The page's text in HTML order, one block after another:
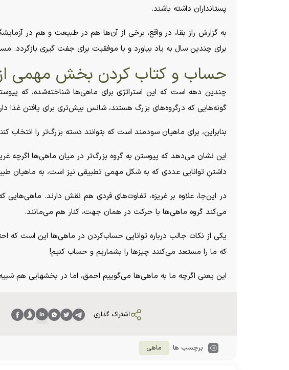
پستانداران داشته باشند.
به گزارش راز بقا، در واقع، برخی از آن‌ها هم در طبیعت و هم در
برای چندین سال به یاد بیاورد و با موفقیت برای جفت گیری بازگردد.
حساب و کتاب کردن بخش مهمی
چندین دهه است که این استراتژی برای ماهی‌ها شناخته‌شده، که
گونه‌هایی که درگروه‌های بزرگ هستند، شانس بیش‌تری برای یافتن
بنابراین، برای ماهیان سودمند است که بتوانند دسته بزرگ‌تر را انتخاب
این نشان می‌دهد که پیوستن به گروه بزرگ‌تر در میان ماهی‌ها اگرچه
داشتنِ توانایی عددی که به شکل مهمی تطبیقی نیز است، به ماهیان
در این‌جا، علاوه بر غریزه، تفاوت‌های فردی هم نقش دارند.
می‌کند گروه ماهی‌ها با حرکت در همان جهت، کنار هم می‌مانند.
یکی از نکات جالب درباره توانایی حساب‌کردن در ماهی‌ها این است
که ما را مستعد می‌کنند چیز‌ها را بشماریم و حساب کنیم!
این یعنی اگرچه ما به ماهی‌ها می‌گوییم احمق، اما در بخش‎هایی هم شبیه‌شان هستیم!
اشتراک گذاری :
برچسب ها : ماهی